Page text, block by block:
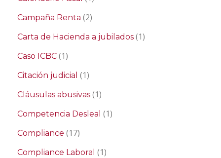
Campaña Renta (2)
Carta de Hacienda a jubilados (1)
Caso ICBC (1)
Citación judicial (1)
Cláusulas abusivas (1)
Competencia Desleal (1)
Compliance (17)
Compliance Laboral (1)